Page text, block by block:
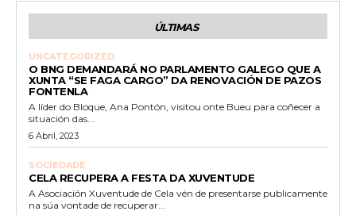
ÚLTIMAS
UNCATEGORIZED
O BNG DEMANDARÁ NO PARLAMENTO GALEGO QUE A
XUNTA “SE FAGA CARGO” DA RENOVACIÓN DE PAZOS
FONTENLA
A líder do Bloque, Ana Pontón, visitou onte Bueu para coñecer a
situación das...
6 Abril, 2023
SOCIEDADE
CELA RECUPERA A FESTA DA XUVENTUDE
A Asociación Xuventude de Cela vén de presentarse publicamente
na súa vontade de recuperar...